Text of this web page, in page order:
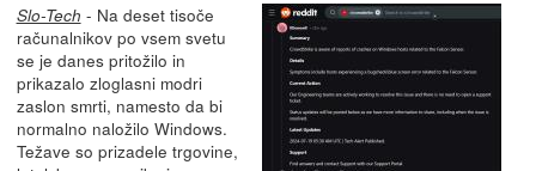
Slo-Tech - Na deset tisoče
računalnikov po vsem svetu
se je danes pritožilo in
prikazalo zloglasni modri
zaslon smrti, namesto da bi
normalno naložilo Windows.
Težave so prizadele trgovine,